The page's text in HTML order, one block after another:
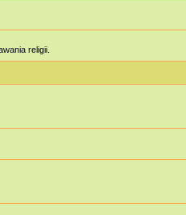
religii.